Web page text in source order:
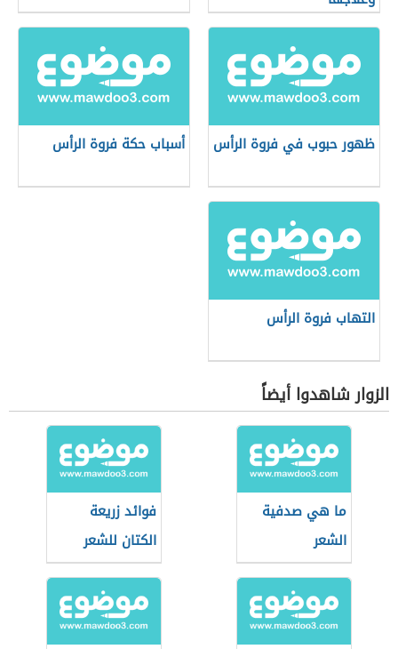
ظهور حبوب في فروة الرأس أسباب حكة فروة الرأس
التهاب فروة الرأس
الزوار شاهدوا أيضاً
ما هي صدفية
الشعر
فوائد زريعة
الكتان للشعر